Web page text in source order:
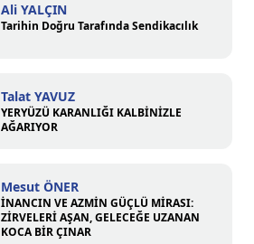
Ali YALÇIN
Tarihin Doğru Tarafında Sendikacılık
Talat YAVUZ
YERYÜZÜ KARANLIĞI KALBİNİZLE
AĞARIYOR
Mesut ÖNER
İNANCIN VE AZMİN GÜÇLÜ MİRASI:
ZİRVELERİ AŞAN, GELECEĞE UZANAN
KOCA BİR ÇINAR